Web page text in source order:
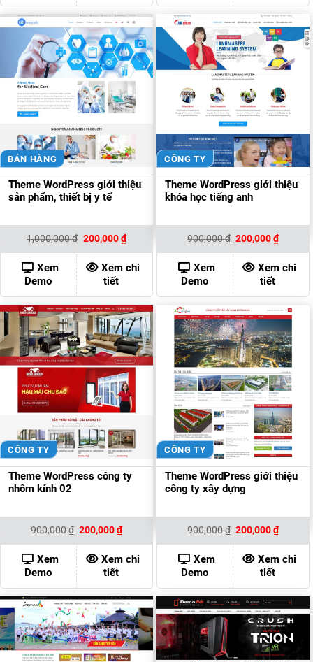
BÁN HÀNG
Theme WordPress giới thiệu
sản phẩm, thiết bị y tế
1,000,000₫ Giá
là:
1,000,000 ₫.
200,000₫Giá
hiện
tại
là:
200,000 ₫.
Xem
Demo
Xem chi
tiết
CÔNG TY
Theme WordPress giới thiệu
khóa học tiếng anh
900,000₫ Giá
là:
900,000 ₫.
200,000₫Giá
hiện
tại
là:
Xem
Demo
Xem chi
tiết
CÔNG TY
Theme WordPress công ty
nhôm kính 02
900,000₫ Giá
là:
900,000 ₫.
200,000₫Giá
hiện
tại
là:
200,000 ₫.
Xem
Demo
Xem chi
tiết
CÔNG TY
Theme WordPress giới thiệu
công ty xây dựng
900,000₫ Giá
là:
900,000 ₫.
200,000₫Giá
hiện
tại
là:
Xem
Demo
Xem chi
tiết